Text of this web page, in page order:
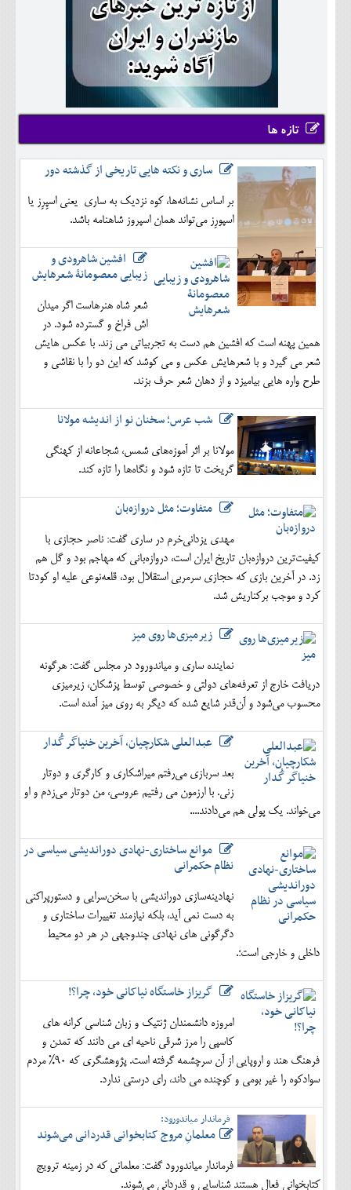
تازه ها
ساری و نکته هایی تاریخی از گذشته دور
بر اساس نشانه‌ها، کوه نزدیک به ساری یعنی اسپِرِز یا
اسپورِز می‌تواند همان اسپروز شاهنامه باشد.
افشین شاهرودی و
زیبایی معصومانۀ شعرهایش
شعر شاه هنرهاست اگر میدان
اش فراخ و گسترده شود. در
همین پهنه است که افشین هم دست به تجربیاتی می زند. با عکس هایش
شعر می گیرد و با شعرهایش عکس و می کوشد که این دو را با نقاشی و
طرح واره هایی بیامیزد و از دهان شعر حرف بزند.
شب عرس؛ سخنان نو از اندیشه مولانا
مولانا بر اثر آموزه‌های شمس، شجاعانه از کهنگی
گریخت تا تازه شود و نگاه‌ها را تازه کند.
متفاوت؛ مثل دروازه‌بان
مهدی یزدانی‌خرم در ساری گفت: ناصر حجازی با
کیفیت‌ترین دروازه‌بان تاریخ ایران است، دروازه‌بانی که مهاجم بود و گل هم
زد. در آخرین بازی که حجازی سرمربی استقلال بود، قلعه‌نوعی علیه او کودتا
کرد و موجب برکناریش شد.
زیرمیزی‌ها روی میز
نماینده ساری و میاندورود در مجلس گفت: هرگونه
دریافت خارج از تعرفه‌های دولتی و خصوصی توسط پزشکان، زیرمیزی
محسوب می‌شود و آن‌قدر شایع شده که دیگر به روی میز آمده است.
عبدالعلی شکارچیان، آخرین خنیاگر گُدار
بعد سربازی می‌رفتم میراشکاری و کارگری و دوتار
زنی. با ارزمون می رفتیم عروسی، من دوتار می‌زدم و او
می‌خواند. یک پولی هم می‌دادند....
موانع ساختاری-نهادی دوراندیشی سیاسی در
نظام حکمرانی
نهادینه‌سازی دوراندیشی با سخن‌سرایی و دستورپراکنی
به دست نمی آید، بلکه نیازمند تغییرات ساختاری و
دگرگونی های نهادی چندوجهی در هر دو محیط
داخلی و خارجی است؛.
گریزاز خاستگاه نیاکانی خود، چرا؟!
امروزه دانشمندان ژنتیک و زبان شناسی کرانه های
کاسپی را مرز شرقی ناحیه ای می دانند که تمدن و
فرهنگ هند و اروپایی از آن سرچشمه گرفته است. پژوهشگری که 90% مردم
سوادکوه را غیر بومی و کوچنده می داند، رای درستی ندارد.
فرماندار میاندورود:
معلمانِ مروج کتابخوانی قدردانی می‌شوند
فرماندار میاندورود گفت: معلمانی که در زمینه ترویج
کتابخوانی فعال هستند شناسایی و قدردانی می‌شوند.